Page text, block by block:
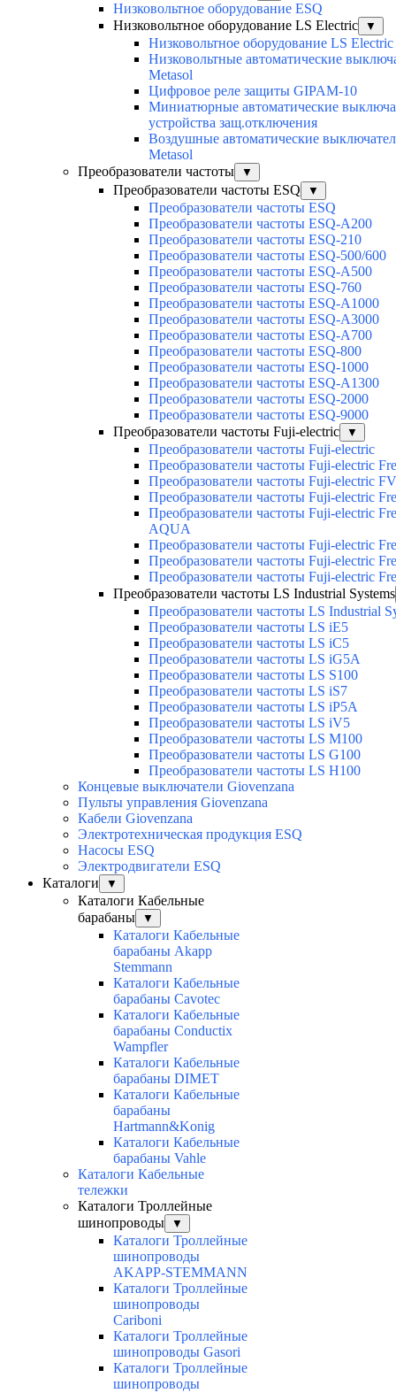
Низковольтное оборудование ESQ
Низковольтное оборудование LS Electric
▼
Низковольтное оборудование LS Electric
Низковольтные автоматические
Metasol
Цифровое реле защиты GIPAM-10
Миниатюрные автоматические
устройства защ.отключения
Воздушные автоматические
Metasol
Преобразователи частоты
▼
Преобразователи частоты ESQ ▼
Преобразователи частоты ESQ
Преобразователи частоты ESQ-A200
Преобразователи частоты ESQ-210
Преобразователи частоты ESQ-500/600
Преобразователи частоты ESQ-A500
Преобразователи частоты ESQ-760
Преобразователи частоты ESQ-A1000
Преобразователи частоты ESQ-A3000
Преобразователи частоты ESQ-A700
Преобразователи частоты ESQ-800
Преобразователи частоты ESQ-1000
Преобразователи частоты ESQ-A1300
Преобразователи частоты ESQ-2000
Преобразователи частоты ESQ-9000
Преобразователи частоты Fuji-electric
▼
Преобразователи частоты Fuji-electric
Преобразователи частоты Fuji-electric
Преобразователи частоты Fuji-electric
Преобразователи частоты Fuji-electric
Преобразователи частоты Fuji-electric
AQUA
Преобразователи частоты Fuji-electric
Преобразователи частоты Fuji-electric
Преобразователи частоты Fuji-electric
Преобразователи частоты LS Industrial Systems
Преобразователи частоты LS Industrial
Преобразователи частоты LS iE5
Преобразователи частоты LS iC5
Преобразователи частоты LS iG5A
Преобразователи частоты LS S100
Преобразователи частоты LS iS7
Преобразователи частоты LS iP5A
Преобразователи частоты LS iV5
Преобразователи частоты LS M100
Преобразователи частоты LS G100
Преобразователи частоты LS H100
Концевые выключатели Giovenzana
Пульты управления Giovenzana
Кабели Giovenzana
Электротехническая продукция ESQ
Насосы ESQ
Электродвигатели ESQ
Каталоги
▼
Каталоги Кабельные
барабаны
▼
Каталоги Кабельные
барабаны Akapp
Stemmann
Каталоги Кабельные
барабаны Cavotec
Каталоги Кабельные
барабаны Conductix
Wampfler
Каталоги Кабельные
барабаны DIMET
Каталоги Кабельные
барабаны
Hartmann&Konig
Каталоги Кабельные
барабаны Vahle
Каталоги Кабельные
тележки
Каталоги Троллейные
шинопроводы
▼
Каталоги Троллейные
шинопроводы
AKAPP-STEMMANN
Каталоги Троллейные
шинопроводы
Cariboni
Каталоги Троллейные
шинопроводы Gasori
Каталоги Троллейные
шинопроводы